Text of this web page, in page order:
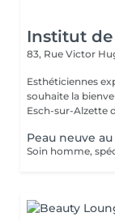
Institut
83, Rue Victor
Esthéticiennes
souhaite la
Esch-sur-Alzette
Peau neuve